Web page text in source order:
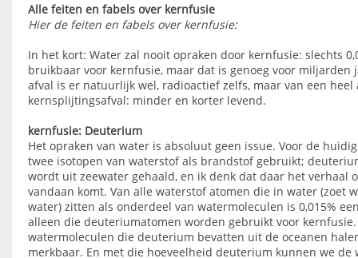
Alle feiten en fabels over kernfusie
Hier de feiten en fabels over kernfusie:
In het kort: Water zal nooit opraken door kernfusie: slechts
bruikbaar voor kernfusie, maar dat is genoeg voor miljarden
afval is er natuurlijk wel, radioactief zelfs, maar van een
kernsplijtingsafval: minder en korter levend.
kernfusie: Deuterium
Het opraken van water is absoluut geen issue. Voor de
twee isotopen van waterstof als brandstof gebruikt;
wordt uit zeewater gehaald, en ik denk dat daar het verhaal
vandaan komt. Van alle waterstof atomen die in water (zoet
water) zitten als onderdeel van watermoleculen is 0,015%
alleen die deuteriumatomen worden gebruikt voor
watermoleculen die deuterium bevatten uit de oceanen
merkbaar. En met die hoeveelheid deuterium kunnen we de